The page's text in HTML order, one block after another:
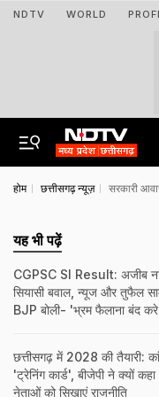
NDTV WORLD
होम छत्तीसगढ़ न्यूज़ सरकारी
यह भी पढ़ें
CGPSC SI Result: अजीब
सियासी बवाल, न्यूज और तुफैल
BJP बोली- 'भ्रम फैलाना बंद
छत्तीसगढ़ में 2028 की तैयारी:
'ट्रेनिंग कार्ड', बीजेपी ने क्‍यों
नेताओं को सिखाएं राजनीति